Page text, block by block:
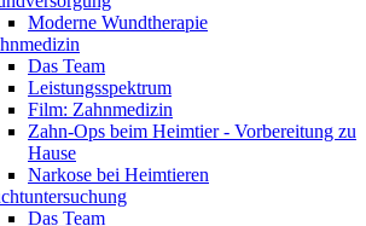
Moderne Wundtherapie
Das Team
Leistungsspektrum
Film: Zahnmedizin
Zahn-Ops beim Heimtier - Vorbereitung zu
Hause
Narkose bei Heimtieren
Das Team